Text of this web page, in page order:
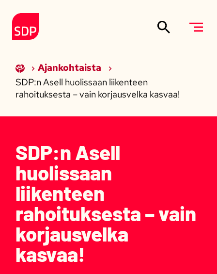
Etusivulle
Ajankohtaista
SDP:n Asell huolissaan liikenteen
rahoituksesta – vain korjausvelka kasvaa!
SDP:n Asell
huolissaan
liikenteen
rahoituksesta – vain
korjausvelka
kasvaa!